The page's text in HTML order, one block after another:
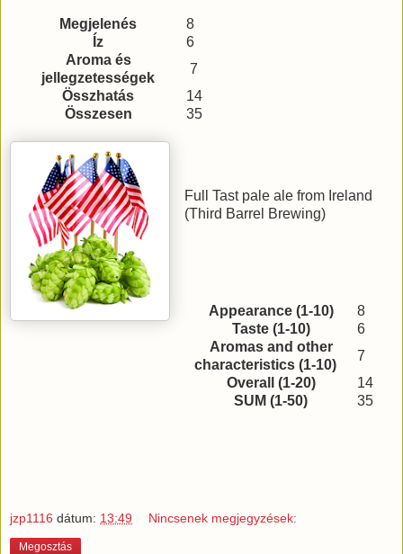
Megjelenés
8
Íz
6
Aroma és
jellegzetességek
7
Összhatás
14
Összesen
35
Full Tast pale ale from Ireland
(Third Barrel Brewing)
Appearance (1-10)
8
Taste (1-10)
6
Aromas and other
characteristics (1-10)
7
Overall (1-20)
14
SUM (1-50)
35
jzp1116 dátum: 13:49 Nincsenek megjegyzések:
Megosztás